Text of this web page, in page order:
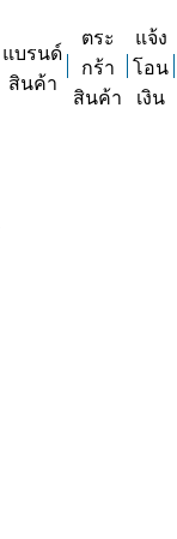
แบรนด์
สินค้า
ตระ
กร้า
สินค้า
แจ้ง
โอน
เงิน